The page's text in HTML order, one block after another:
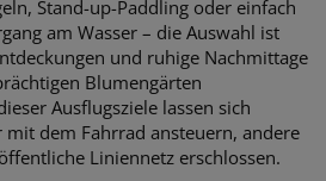
Stand-up-Paddling oder einfach
am Wasser – die Auswahl ist
und ruhige Nachmittage
Blumengärten
Ausflugsziele lassen sich
dem Fahrrad ansteuern, andere
Liniennetz erschlossen.